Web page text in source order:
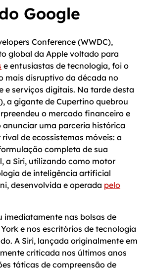
Google
Conference (WWDC),
global da Apple voltado para
e entusiastas de tecnologia, foi o
mais disruptivo da década no
e serviços digitais. Na tarde desta
a gigante de Cupertino quebrou
o mercado financeiro e
anunciar uma parceria histórica
de ecossistemas móveis: a
completa de sua
a Siri, utilizando como motor
de inteligência artificial
desenvolvida e operada pelo
imediatamente nas bolsas de
e nos escritórios de tecnologia
A Siri, lançada originalmente em
criticada nos últimos anos
táticas de compreensão de